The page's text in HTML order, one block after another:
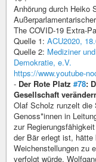
Anhörung durch Heiko
The COVID-19 Extra-
Quelle 1: ACU2020,
Quelle 2: Mediziner
Demokratie, e.V.
https://www.youtube-
- Der Rote Platz #78:
Gesellschaft
Olaf Scholz runzelt die
Genoss*innen in
zur
der Bär erlegt ist,
Weichenstellungen zu
verfolgt würde.